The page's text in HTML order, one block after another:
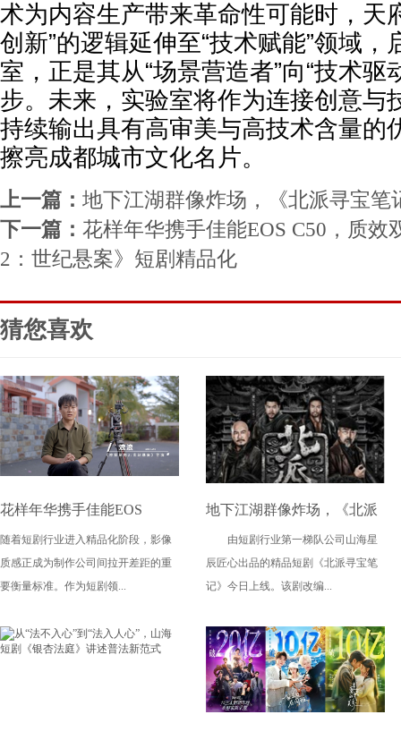
术为内容生产带来革命性可能时，天
创新”的逻辑延伸至“技术赋能”领域，
室，正是其从“场景营造者”向“技术驱
步。未来，实验室将作为连接创意与
持续输出具有高审美与高技术含量的
擦亮成都城市文化名片。
上一篇： 地下江湖群像炸场，《北派寻宝笔
下一篇： 花样年华携手佳能EOS C50，质效
2：世纪悬案》短剧精品化
猜您喜欢
花样年华携手佳能EOS
C50，质效双优赋能《神探
吴南2：世纪悬案》短剧精品
随着短剧行业进入精品化阶段，影像
质感正成为制作公司间拉开差距的重
要衡量标准。作为短剧领...
地下江湖群像炸场，《北派
寻宝笔记》今日上线！
由短剧行业第一梯队公司山海星
辰匠心出品的精品短剧《北派寻宝笔
记》今日上线。该剧改编...